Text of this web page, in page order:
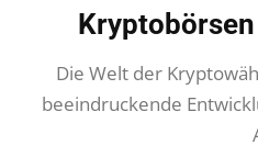
Die Welt der
beeindruckende